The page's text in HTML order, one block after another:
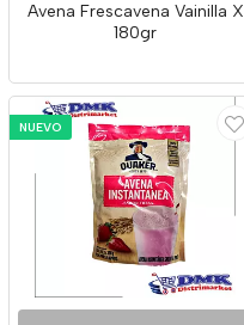
Avena Frescavena Vainilla X
180gr
NUEVO